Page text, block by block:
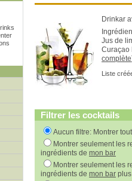
Drinkar
Jus de
Curaçao
complète
Liste
Filtrer les cocktails
Aucun filtre: Montrer
Montrer seulement les
ingrédients de mon bar
Montrer seulement les
ingrédients de mon bar